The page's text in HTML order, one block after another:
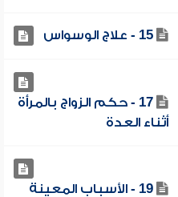
15 - علاج الوسواس
17 - حكم الزواج بالمرأة
أثناء العدة
19 - الأسباب المعينة